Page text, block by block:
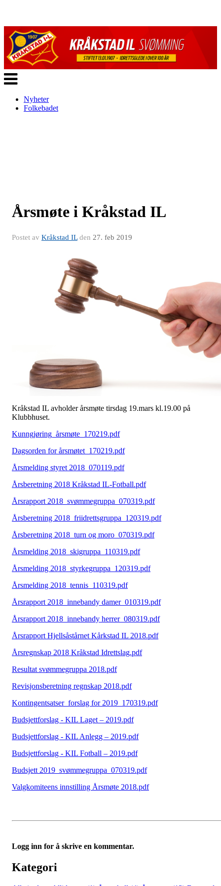
Veksle
navigasjon
Nyheter
Folkebadet
Årsmøte i Kråkstad IL
Postet av Kråkstad ILden 27. feb 2019
Kråkstad IL avholder årsmøte tirsdag 19.mars kl.19.00 på
Klubbhuset.
Kunngjøring_årsmøte_170219.pdf
Dagsorden for årsmøtet_170219.pdf
Årsmelding styret 2018_070119.pdf
Årsberetning 2018 Kråkstad IL-Fotball.pdf
Årsrapport 2018_svømmegruppa_070319.pdf
Årsberetning 2018_friidrettsgruppa_120319.pdf
Årsberetning 2018_turn og moro_070319.pdf
Årsmelding 2018_skigruppa_110319.pdf
Årsmelding 2018_styrkegruppa_120319.pdf
Årsmelding 2018_tennis_110319.pdf
Årsrapport 2018_innebandy damer_010319.pdf
Årsrapport 2018_innebandy herrer_080319.pdf
Årsrapport Hjellsåstårnet Kårkstad IL 2018.pdf
Årsregnskap 2018 Kråkstad Idrettslag.pdf
Resultat svømmegruppa 2018.pdf
Revisjonsberetning regnskap 2018.pdf
Kontingentsatser_forslag for 2019_170319.pdf
Budsjettforslag - KIL Laget – 2019.pdf
Budsjettforslag - KIL Anlegg – 2019.pdf
Budsjettforslag - KIL Fotball – 2019.pdf
Budsjett 2019_svømmegruppa_070319.pdf
Valgkomiteens innstilling Årsmøte 2018.pdf
Logg inn for å skrive en kommentar.
Kategori